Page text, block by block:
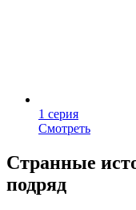
1 серия
Смотреть
Странные
подряд